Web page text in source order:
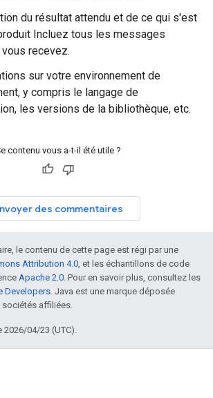
du résultat attendu et de ce qui s'est
Incluez tous les messages
recevez.
sur votre environnement de
y compris le langage de
les versions de la bibliothèque, etc.
contenu vous a-t-il été utile ?
des commentaires
le contenu de cette page est régi par une
Attribution 4.0, et les échantillons de code
Apache 2.0. Pour en savoir plus, consultez les
Developers. Java est une marque déposée
sociétés affiliées.
2026/04/23 (UTC).